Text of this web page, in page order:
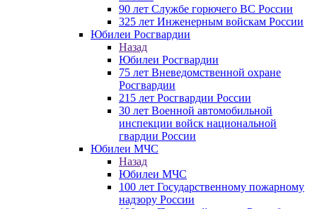
90 лет Службе горючего ВС России
325 лет Инженерным войскам России
Юбилеи Росгвардии
Назад
Юбилеи Росгвардии
75 лет Вневедомственной охране
Росгвардии
215 лет Росгвардии России
30 лет Военной автомобильной
инспекции войск национальной
гвардии России
Юбилеи МЧС
Назад
Юбилеи МЧС
100 лет Государственному пожарному
надзору России